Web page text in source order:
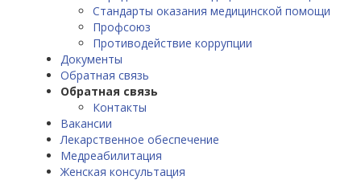
Стандарты оказания медицинской помощи
Профсоюз
Противодействие коррупции
Документы
Обратная связь
Обратная связь
Контакты
Вакансии
Лекарственное обеспечение
Медреабилитация
Женская консультация